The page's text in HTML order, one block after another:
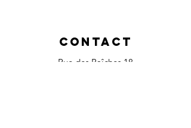
Contact
Rue des Baîches 18